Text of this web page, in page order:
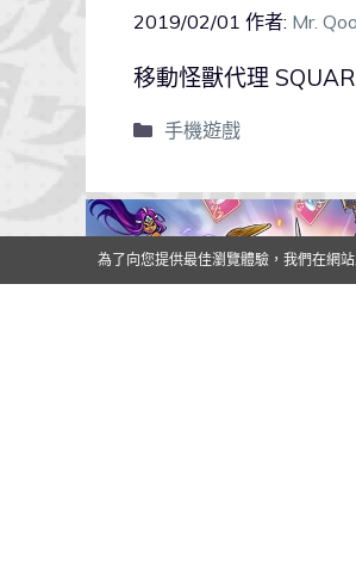
2019/02/01 作者: Mr. Qoo
移動怪獸代理
手機遊戲
為了向您提供最佳瀏覽體驗，我們在網